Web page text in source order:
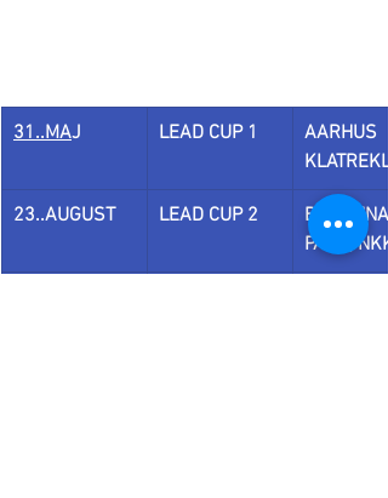
31..MAJ LEAD CUP 1
AARHUS
23..AUGUST LEAD CUP 2
BANANNA
PARK, NKK